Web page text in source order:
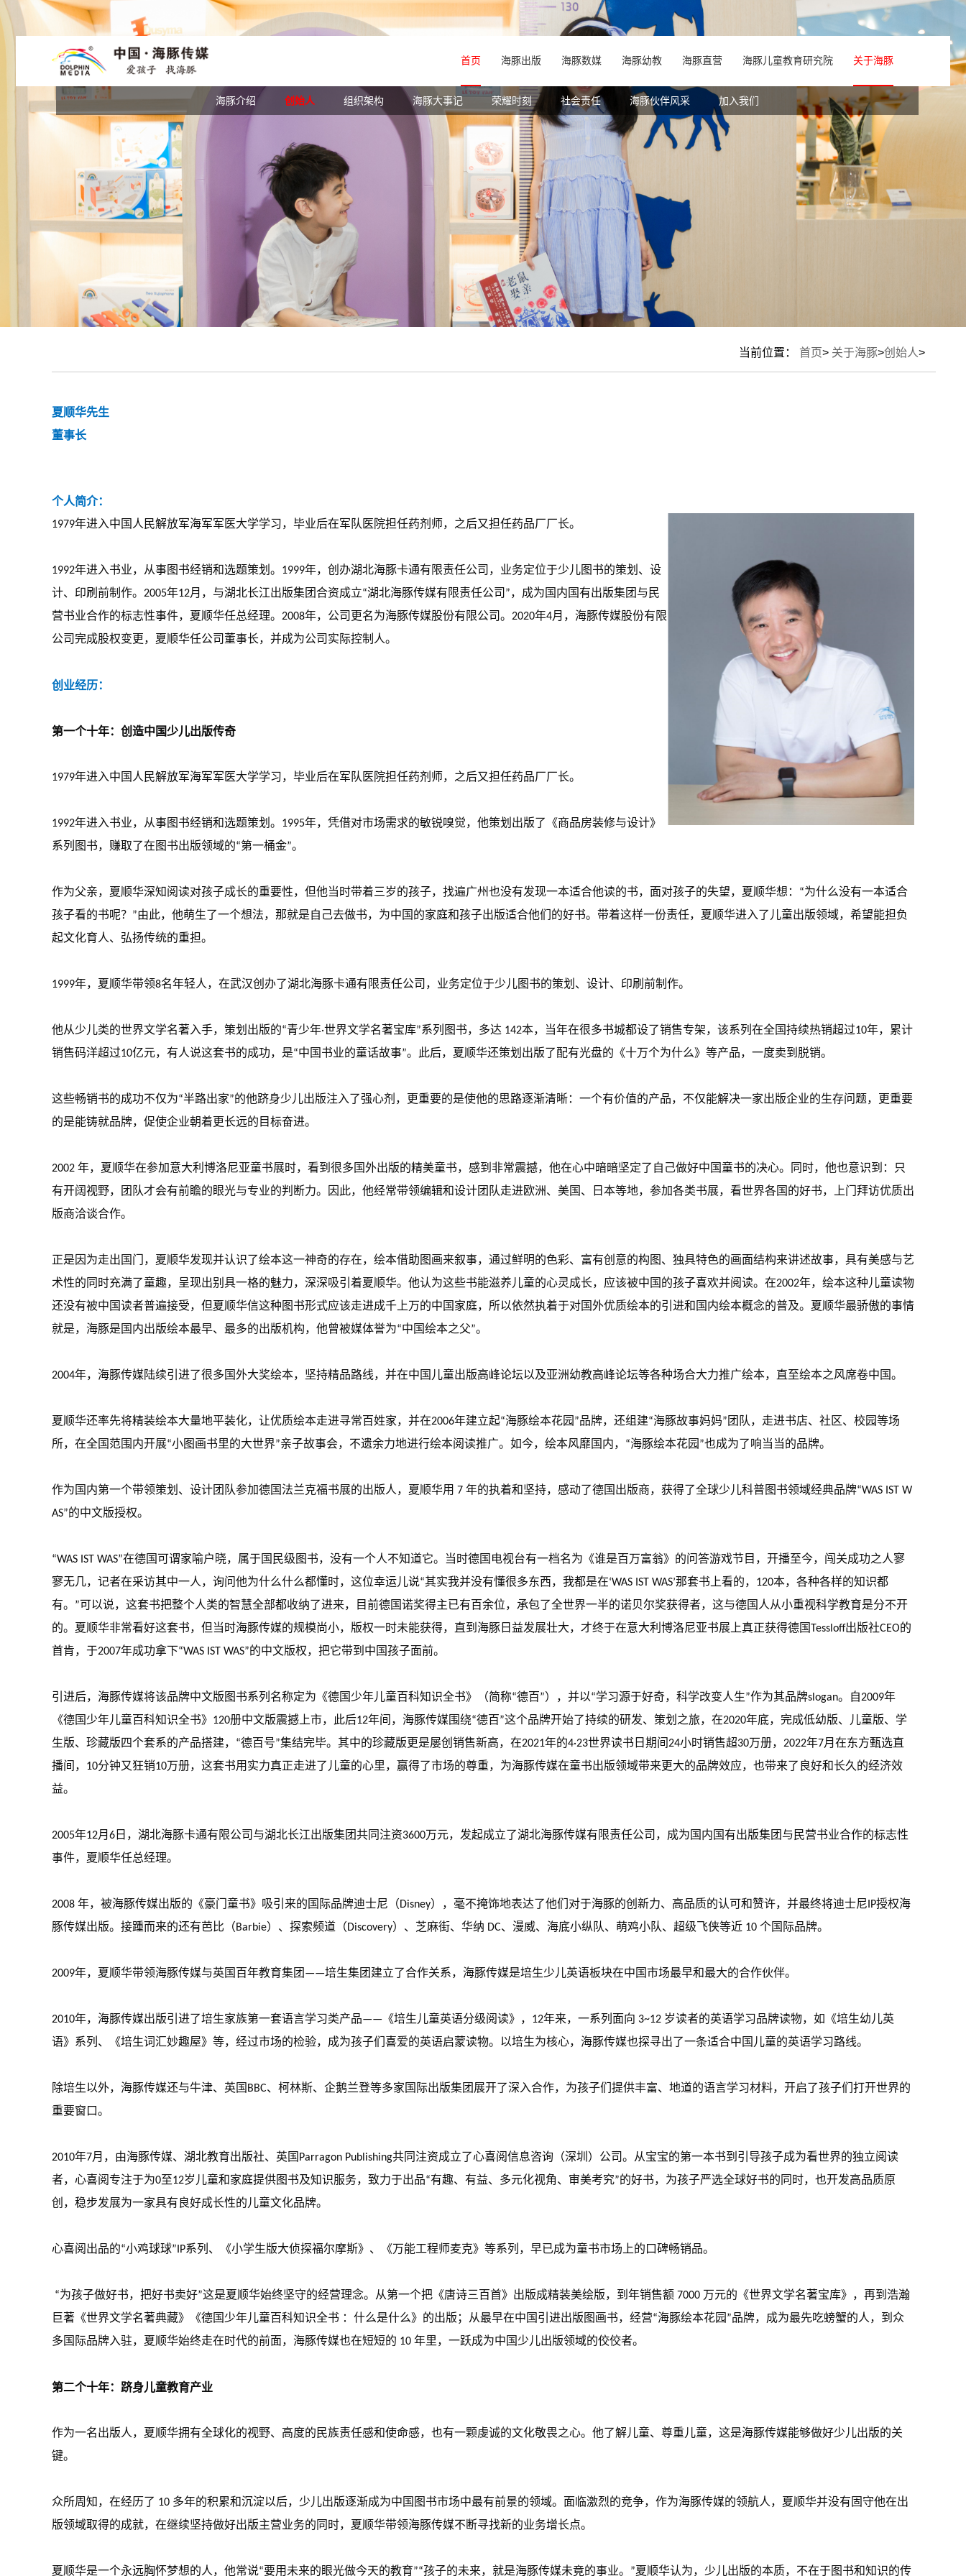
首页 海豚出版
出版介绍 产品中心 新品上架 原创专区 跨界商联 版权合作 读者专区 书目下载
海豚数媒
数媒介绍 数字馆 小鼠乒乒 绘本时光 我是中国的孩子 米乐米可 海豚父母教练 海豚儿童英语 海豚绘本阅读 海豚科学 豚小蒙APP
海豚幼教 海豚直营
直营介绍 海豚国际儿童之家 商超店 网店
海豚儿童教育研究院
研究院介绍 专家团队 教研中心 培研中心 对外合作中心
关于海豚
海豚介绍 创始人 组织架构 海豚大事记 荣耀时刻 社会责任 海豚伙伴风采 加入我们
当前位置： 首页> 关于海豚>创始人>
夏顺华先生
董事长
个人简介：
1979年进入中国人民解放军海军军医大学学习，毕业后在军队医院担任药剂师，之后又担任药品厂厂长。
1992年进入书业，从事图书经销和选题策划。1999年，创办湖北海豚卡通有限责任公司，业务定位于少儿图书的策划、设
计、印刷前制作。2005年12月，与湖北长江出版集团合资成立“湖北海豚传媒有限责任公司”，成为国内国有出版集团与民
营书业合作的标志性事件，夏顺华任总经理。2008年，公司更名为海豚传媒股份有限公司。2020年4月，海豚传媒股份有限
公司完成股权变更，夏顺华任公司董事长，并成为公司实际控制人。
创业经历：
第一个十年：创造中国少儿出版传奇
1979年进入中国人民解放军海军军医大学学习，毕业后在军队医院担任药剂师，之后又担任药品厂厂长。
1992年进入书业，从事图书经销和选题策划。1995年，凭借对市场需求的敏锐嗅觉，他策划出版了《商品房装修与设计》
系列图书，赚取了在图书出版领域的“第一桶金”。
作为父亲，夏顺华深知阅读对孩子成长的重要性，但他当时带着三岁的孩子，找遍广州也没有发现一本适合他读的书，面对孩子的失望，夏顺华想：“为什么没有一本适合
孩子看的书呢？”由此，他萌生了一个想法，那就是自己去做书，为中国的家庭和孩子出版适合他们的好书。带着这样一份责任，夏顺华进入了儿童出版领域，希望能担负
起文化育人、弘扬传统的重担。
1999年，夏顺华带领8名年轻人，在武汉创办了湖北海豚卡通有限责任公司，业务定位于少儿图书的策划、设计、印刷前制作。
他从少儿类的世界文学名著入手，策划出版的“青少年·世界文学名著宝库”系列图书，多达 142本，当年在很多书城都设了销售专架，该系列在全国持续热销超过10年，累计
销售码洋超过10亿元，有人说这套书的成功，是“中国书业的童话故事”。此后，夏顺华还策划出版了配有光盘的《十万个为什么》等产品，一度卖到脱销。
这些畅销书的成功不仅为“半路出家”的他跻身少儿出版注入了强心剂，更重要的是使他的思路逐渐清晰：一个有价值的产品，不仅能解决一家出版企业的生存问题，更重要
的是能铸就品牌，促使企业朝着更长远的目标奋进。
2002 年，夏顺华在参加意大利博洛尼亚童书展时，看到很多国外出版的精美童书，感到非常震撼，他在心中暗暗坚定了自己做好中国童书的决心。同时，他也意识到：只
有开阔视野，团队才会有前瞻的眼光与专业的判断力。因此，他经常带领编辑和设计团队走进欧洲、美国、日本等地，参加各类书展，看世界各国的好书，上门拜访优质出
版商洽谈合作。
正是因为走出国门，夏顺华发现并认识了绘本这一神奇的存在，绘本借助图画来叙事，通过鲜明的色彩、富有创意的构图、独具特色的画面结构来讲述故事，具有美感与艺
术性的同时充满了童趣，呈现出别具一格的魅力，深深吸引着夏顺华。他认为这些书能滋养儿童的心灵成长，应该被中国的孩子喜欢并阅读。在2002年，绘本这种儿童读物
还没有被中国读者普遍接受，但夏顺华信这种图书形式应该走进成千上万的中国家庭，所以依然执着于对国外优质绘本的引进和国内绘本概念的普及。夏顺华最骄傲的事情
就是，海豚是国内出版绘本最早、最多的出版机构，他曾被媒体誉为“中国绘本之父”。
2004年，海豚传媒陆续引进了很多国外大奖绘本，坚持精品路线，并在中国儿童出版高峰论坛以及亚洲幼教高峰论坛等各种场合大力推广绘本，直至绘本之风席卷中国。
夏顺华还率先将精装绘本大量地平装化，让优质绘本走进寻常百姓家，并在2006年建立起“海豚绘本花园”品牌，还组建“海豚故事妈妈”团队，走进书店、社区、校园等场
所，在全国范围内开展“小图画书里的大世界”亲子故事会，不遗余力地进行绘本阅读推广。如今，绘本风靡国内，“海豚绘本花园”也成为了响当当的品牌。
作为国内第一个带领策划、设计团队参加德国法兰克福书展的出版人，夏顺华用 7 年的执着和坚持，感动了德国出版商，获得了全球少儿科普图书领域经典品牌“WAS IST W
AS”的中文版授权。
“WAS IST WAS”在德国可谓家喻户晓，属于国民级图书，没有一个人不知道它。当时德国电视台有一档名为《谁是百万富翁》的问答游戏节目，开播至今，闯关成功之人寥
寥无几，记者在采访其中一人，询问他为什么什么都懂时，这位幸运儿说“其实我并没有懂很多东西，我都是在‘WAS IST WAS’那套书上看的，120本，各种各样的知识都
有。”可以说，这套书把整个人类的智慧全部都收纳了进来，目前德国诺奖得主已有百余位，承包了全世界一半的诺贝尔奖获得者，这与德国人从小重视科学教育是分不开
的。夏顺华非常看好这套书，但当时海豚传媒的规模尚小，版权一时未能获得，直到海豚日益发展壮大，才终于在意大利博洛尼亚书展上真正获得德国Tessloff出版社CEO的
首肯，于2007年成功拿下“WAS IST WAS”的中文版权，把它带到中国孩子面前。
引进后，海豚传媒将该品牌中文版图书系列名称定为《德国少年儿童百科知识全书》（简称“德百”），并以“学习源于好奇，科学改变人生”作为其品牌slogan。自2009年
《德国少年儿童百科知识全书》120册中文版震撼上市，此后12年间，海豚传媒围绕“德百”这个品牌开始了持续的研发、策划之旅，在2020年底，完成低幼版、儿童版、学
生版、珍藏版四个套系的产品搭建，“德百号”集结完毕。其中的珍藏版更是屡创销售新高，在2021年的4·23世界读书日期间24小时销售超30万册，2022年7月在东方甄选直
播间，10分钟又狂销10万册，这套书用实力真正走进了儿童的心里，赢得了市场的尊重，为海豚传媒在童书出版领域带来更大的品牌效应，也带来了良好和长久的经济效
益。
2005年12月6日，湖北海豚卡通有限公司与湖北长江出版集团共同注资3600万元，发起成立了湖北海豚传媒有限责任公司，成为国内国有出版集团与民营书业合作的标志性
事件，夏顺华任总经理。
2008 年，被海豚传媒出版的《豪门童书》吸引来的国际品牌迪士尼（Disney），毫不掩饰地表达了他们对于海豚的创新力、高品质的认可和赞许，并最终将迪士尼IP授权海
豚传媒出版。接踵而来的还有芭比（Barbie）、探索频道（Discovery）、芝麻街、华纳 DC、漫威、海底小纵队、萌鸡小队、超级飞侠等近 10 个国际品牌。
2009年，夏顺华带领海豚传媒与英国百年教育集团——培生集团建立了合作关系，海豚传媒是培生少儿英语板块在中国市场最早和最大的合作伙伴。
2010年，海豚传媒出版引进了培生家族第一套语言学习类产品——《培生儿童英语分级阅读》，12年来，一系列面向 3~12 岁读者的英语学习品牌读物，如《培生幼儿英
语》系列、《培生词汇妙趣屋》等，经过市场的检验，成为孩子们喜爱的英语启蒙读物。以培生为核心，海豚传媒也探寻出了一条适合中国儿童的英语学习路线。
除培生以外，海豚传媒还与牛津、英国BBC、柯林斯、企鹅兰登等多家国际出版集团展开了深入合作，为孩子们提供丰富、地道的语言学习材料，开启了孩子们打开世界的
重要窗口。
2010年7月，由海豚传媒、湖北教育出版社、英国Parragon Publishing共同注资成立了心喜阅信息咨询（深圳）公司。从宝宝的第一本书到引导孩子成为看世界的独立阅读
者，心喜阅专注于为0至12岁儿童和家庭提供图书及知识服务，致力于出品“有趣、有益、多元化视角、审美考究”的好书，为孩子严选全球好书的同时，也开发高品质原
创，稳步发展为一家具有良好成长性的儿童文化品牌。
心喜阅出品的“小鸡球球”IP系列、《小学生版大侦探福尔摩斯》、《万能工程师麦克》等系列，早已成为童书市场上的口碑畅销品。
“为孩子做好书，把好书卖好”这是夏顺华始终坚守的经营理念。从第一个把《唐诗三百首》出版成精装美绘版，到年销售额 7000 万元的《世界文学名著宝库》，再到浩瀚
巨著《世界文学名著典藏》《德国少年儿童百科知识全书 ：什么是什么》的出版；从最早在中国引进出版图画书，经营“海豚绘本花园”品牌，成为最先吃螃蟹的人，到众
多国际品牌入驻，夏顺华始终走在时代的前面，海豚传媒也在短短的 10 年里，一跃成为中国少儿出版领域的佼佼者。
第二个十年： 跻身儿童教育产业
作为一名出版人，夏顺华拥有全球化的视野、高度的民族责任感和使命感，也有一颗虔诚的文化敬畏之心。他了解儿童、尊重儿童，这是海豚传媒能够做好少儿出版的关
键。
众所周知，在经历了 10 多年的积累和沉淀以后，少儿出版逐渐成为中国图书市场中最有前景的领域。面临激烈的竞争，作为海豚传媒的领航人，夏顺华并没有固守他在出
版领域取得的成就，在继续坚持做好出版主营业务的同时，夏顺华带领海豚传媒不断寻找新的业务增长点。
夏顺华是一个永远胸怀梦想的人，他常说“要用未来的眼光做今天的教育”“孩子的未来，就是海豚传媒未竟的事业。”夏顺华认为，少儿出版的本质，不在于图书和知识的传